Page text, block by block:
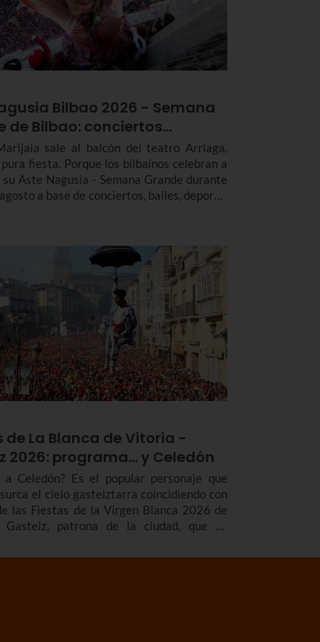
Bilbao 2026 - Semana
de Bilbao: conciertos…
sale al balcón del teatro Arriaga,
fiesta. Porque los bilbaínos celebran a
Aste Nagusia - Semana Grande durante
a base de conciertos, bailes, deporte,
Bilbao 2026 - Semana Grande de
del 22 al 30 de agosto.
de La Blanca de Vitoria -
2026: programa… y Celedón
a Celedón? Es el popular personaje que
el cielo gasteiztarra coincidiendo con
las Fiestas de la Virgen Blanca 2026 de
patrona de la ciudad, que se
y una celebración con una intensa